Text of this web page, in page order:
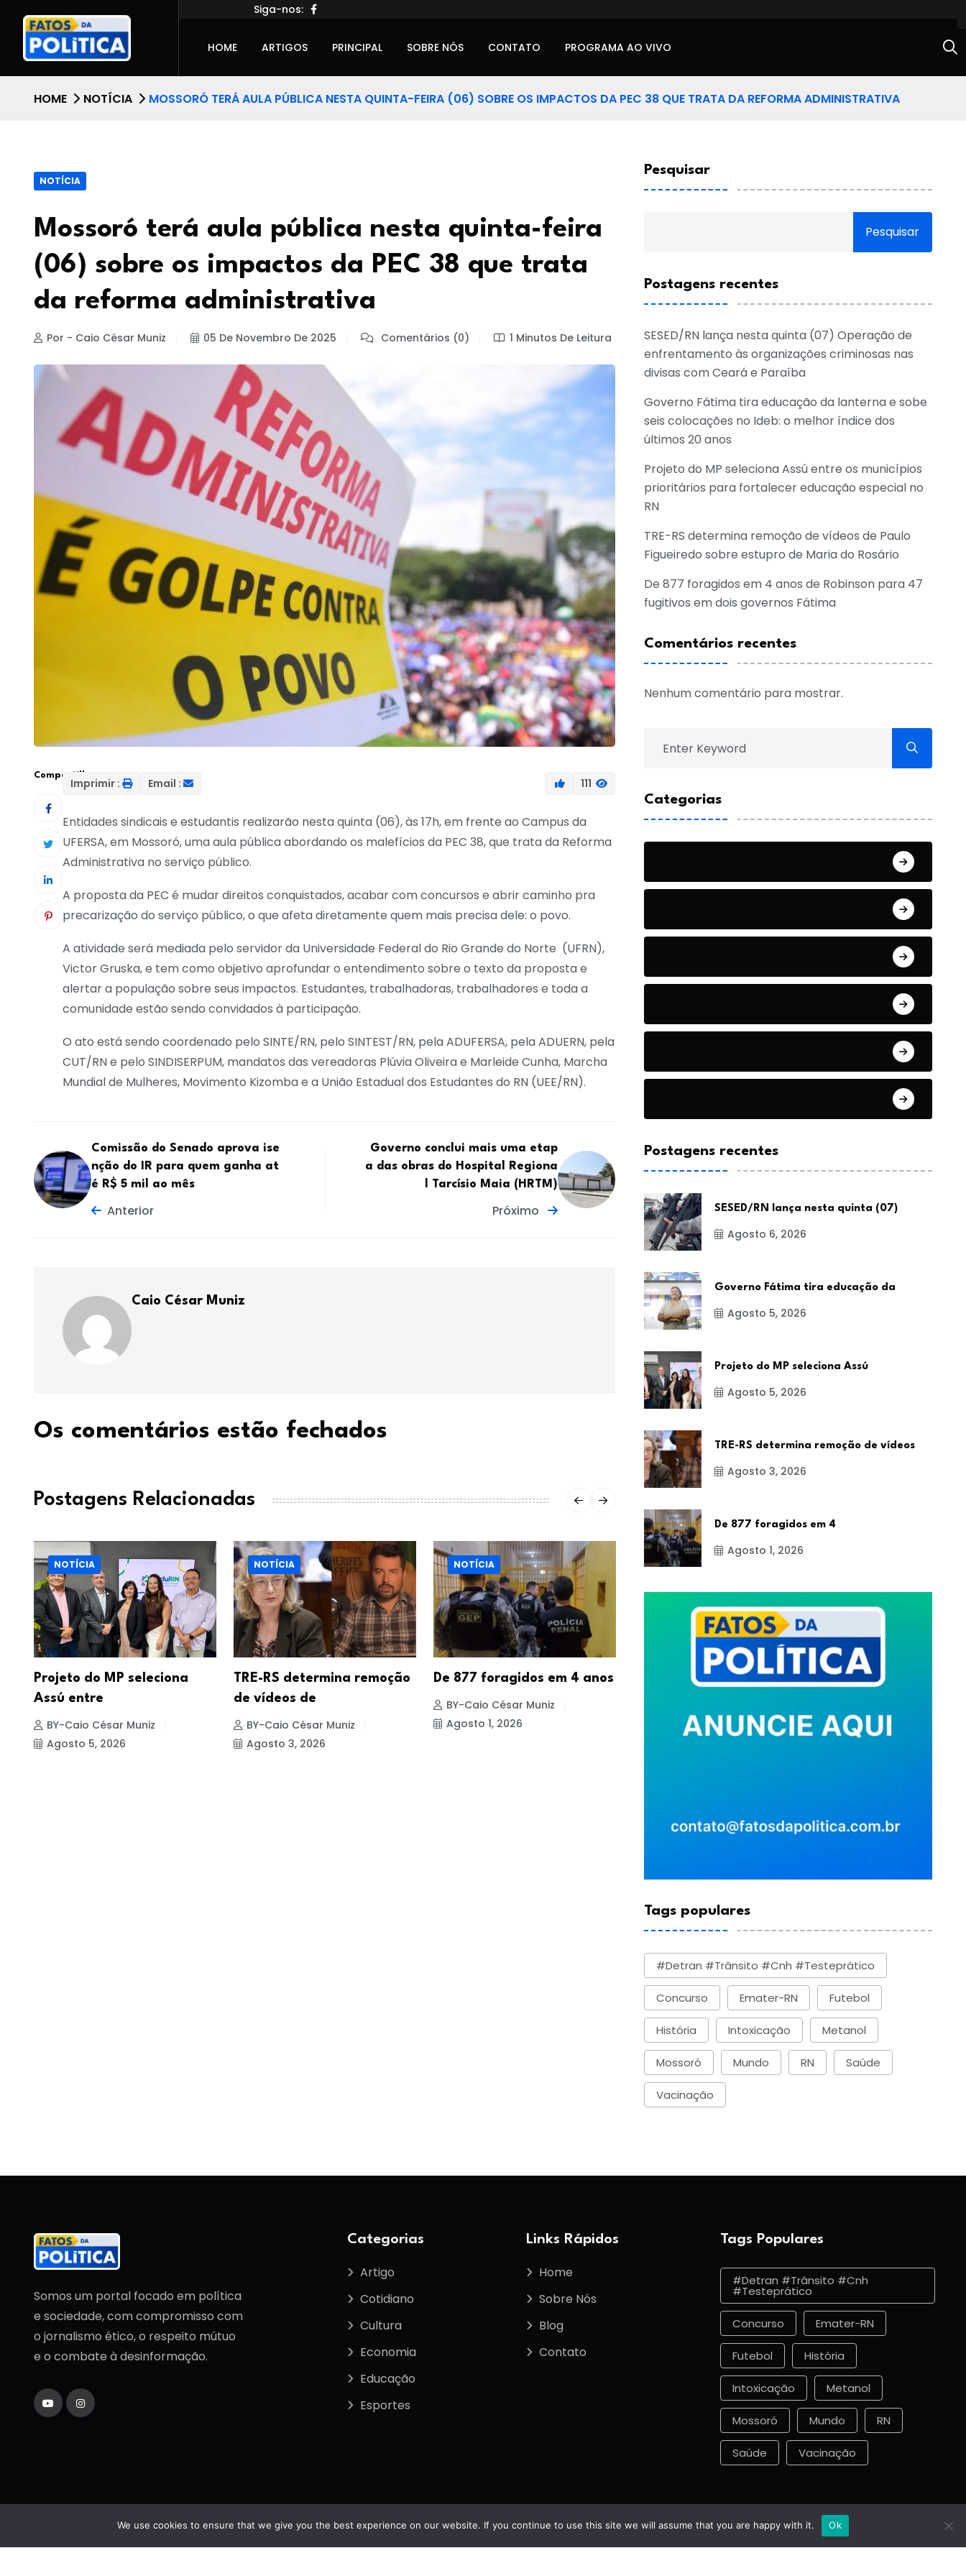
Siga-nos:
HOME ARTIGOS PRINCIPAL SOBRE NÓS CONTATO PROGRAMA AO VIVO
HOME NOTÍCIA MOSSORÓ TERÁ AULA PÚBLICA NESTA QUINTA-FEIRA (06) SOBRE OS IMPACTOS DA PEC 38 QUE TRATA DA REFORMA ADMINISTRATIVA
NOTÍCIA
Mossoró terá aula pública nesta quinta-feira
(06) sobre os impactos da PEC 38 que trata
da reforma administrativa
Por - Caio César Muniz 05 De Novembro De 2025 Comentários (0) 1 Minutos De Leitura
Compartilhar:
Imprimir : Email : 111
Entidades sindicais e estudantis realizarão nesta quinta (06), às 17h, em frente ao Campus da
UFERSA, em Mossoró, uma aula pública abordando os malefícios da PEC 38, que trata da Reforma
Administrativa no serviço público.
A proposta da PEC é mudar direitos conquistados, acabar com concursos e abrir caminho pra
precarização do serviço público, o que afeta diretamente quem mais precisa dele: o povo.
A atividade será mediada pelo servidor da Universidade Federal do Rio Grande do Norte (UFRN),
Victor Gruska, e tem como objetivo aprofundar o entendimento sobre o texto da proposta e
alertar a população sobre seus impactos. Estudantes, trabalhadoras, trabalhadores e toda a
comunidade estão sendo convidados à participação.
O ato está sendo coordenado pelo SINTE/RN, pelo SINTEST/RN, pela ADUFERSA, pela ADUERN, pela
CUT/RN e pelo SINDISERPUM, mandatos das vereadoras Plúvia Oliveira e Marleide Cunha, Marcha
Mundial de Mulheres, Movimento Kizomba e a União Estadual dos Estudantes do RN (UEE/RN).
Comissão do Senado aprova ise
nção do IR para quem ganha at
é R$ 5 mil ao mês
Anterior
Governo conclui mais uma etap
a das obras do Hospital Regiona
l Tarcísio Maia (HRTM)
Próximo
Caio César Muniz
Os comentários estão fechados
Postagens Relacionadas
NOTÍCIA
Projeto do MP seleciona
Assú entre
BY-Caio César Muniz
Agosto 5, 2026
NOTÍCIA
TRE-RS determina remoção
de vídeos de
BY-Caio César Muniz
Agosto 3, 2026
NOTÍCIA
De 877 foragidos em 4 anos
BY-Caio César Muniz
Agosto 1, 2026
NOTÍCIA
Professora lança livro sobre
BY-Caio César Muniz
SESED/RN lança
BY-Caio César Muniz
Agosto 6, 2026
Pesquisar
Pesquisar
Postagens recentes
SESED/RN lança nesta quinta (07) Operação de
enfrentamento às organizações criminosas nas
divisas com Ceará e Paraíba
Governo Fátima tira educação da lanterna e sobe
seis colocações no Ideb: o melhor índice dos
últimos 20 anos
Projeto do MP seleciona Assú entre os municípios
prioritários para fortalecer educação especial no
RN
TRE-RS determina remoção de vídeos de Paulo
Figueiredo sobre estupro de Maria do Rosário
De 877 foragidos em 4 anos de Robinson para 47
fugitivos em dois governos Fátima
Comentários recentes
Nenhum comentário para mostrar.
Categorias
Postagens recentes
SESED/RN lança nesta quinta (07)
Agosto 6, 2026
Governo Fátima tira educação da
Agosto 5, 2026
Projeto do MP seleciona Assú
Agosto 5, 2026
TRE-RS determina remoção de vídeos
Agosto 3, 2026
De 877 foragidos em 4
Agosto 1, 2026
Tags populares
#detran #trânsito #cnh #testeprático
Concurso Emater-RN Futebol
História Intoxicação Metanol
Mossoró Mundo RN Saúde
Vacinação
Somos um portal focado em política
e sociedade, com compromisso com
o jornalismo ético, o respeito mútuo
e o combate à desinformação.
Categorias
Artigo
Cotidiano
Cultura
Economia
Educação
Esportes
Links Rápidos
Home
Sobre Nós
Blog
Contato
Tags Populares
#detran #trânsito #cnh
#testeprático
Concurso Emater-RN
Futebol História
Intoxicação Metanol
Mossoró Mundo RN
Saúde Vacinação
We use cookies to ensure that we give you the best experience on our website. If you continue to use this site we will assume that you are happy with it. Ok